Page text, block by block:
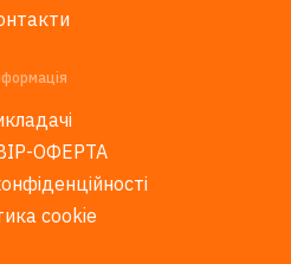
ОФЕРТА
cookie